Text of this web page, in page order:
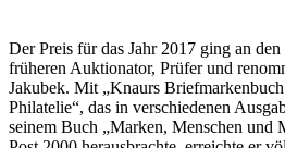
Der Preis für das Jahr 2017 ging an
früheren Auktionator, Prüfer und
Jakubek. Mit „Knaurs
Philatelie“, das in verschiedenen
seinem Buch „Marken, Menschen und